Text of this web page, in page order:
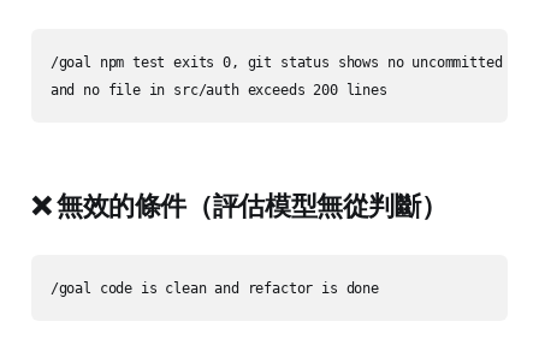
/goal npm test exits 0, git status shows no uncommitted
❌ 無效的條件（評估模型無從判斷）
/goal code is clean and refactor is done